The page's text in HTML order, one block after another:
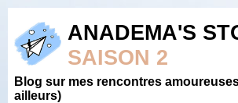
ANADEMA'S
SAISON 2
Blog sur mes rencontres
ailleurs)